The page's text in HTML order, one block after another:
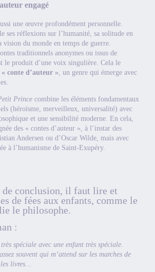
engagé
une œuvre profondément personnelle.
ses réflexions sur l’humanité, sa solitude en
vision du monde en temps de guerre.
traditionnels anonymes ou issus de
le produit d’une voix singulière. Cela le
« conte d’auteur », un genre qui émerge avec
Princecombine les éléments fondamentaux
(héroïsme, merveilleux, universalité) avec
et une sensibilité moderne. En cela,
des « contes d’auteur », à l’instar des
Andersen ou d’Oscar Wilde, mais avec
à l’humanisme de Saint-Exupéry.
de conclusion, il faut lire et
de fées aux enfants, comme le
le philosophe.
:
spéciale avec une enfant très spéciale.
souvent qui m’attend sur les marches de
livres…